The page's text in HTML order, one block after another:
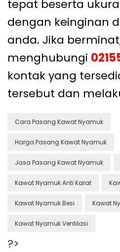
tepat beserta
dengan keinginan
anda. Jika
menghubungi
kontak yang
tersebut dan
Cara Pasang Kawat Nyamuk
Harga Pasang Kawat Nyamuk
Jasa Pasang Kawat Nyamuk
Kawat Nyamuk Anti Karat
Kawat Nyamuk Besi Kawat
Kawat Nyamuk Ventilasi
?>